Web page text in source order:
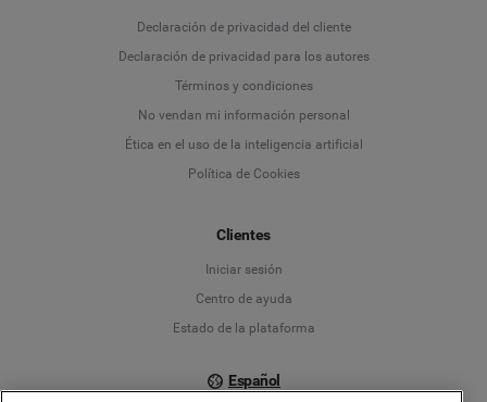
Declaración de privacidad del cliente
Declaración de privacidad para los autores
Términos y condiciones
No vendan mi información personal
Ética en el uso de la inteligencia artificial
Política de Cookies
Clientes
Iniciar sesión
Centro de ayuda
Estado de la plataforma
Español